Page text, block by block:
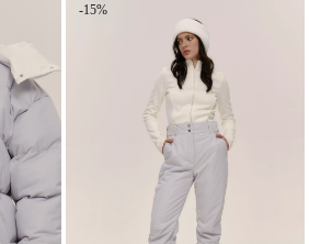
-15%